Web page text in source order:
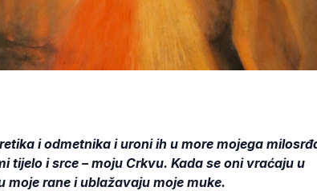
i odmetnika i uroni ih u more mojega
tijelo i srce – moju Crkvu. Kada se oni vraćaju u
moje rane i ublažavaju moje muke.